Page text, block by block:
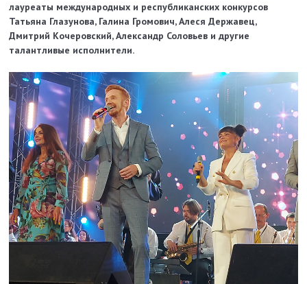
лауреаты международных и республиканских конкурсов
Татьяна Глазунова, Галина Громович, Алеся Державец,
Дмитрий Кочеровский, Александр Соловьев и другие
талантливые исполнители.